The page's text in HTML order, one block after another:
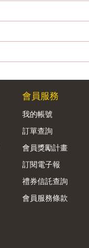
會員服務
我的帳號
訂單查詢
會員獎勵計畫
訂閱電子報
禮券信託查詢
會員服務條款